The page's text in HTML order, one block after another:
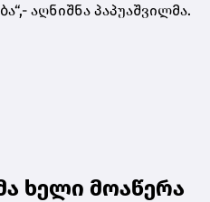
აღნიშნა პაპუაშვილმა.
ხელი მოაწერა